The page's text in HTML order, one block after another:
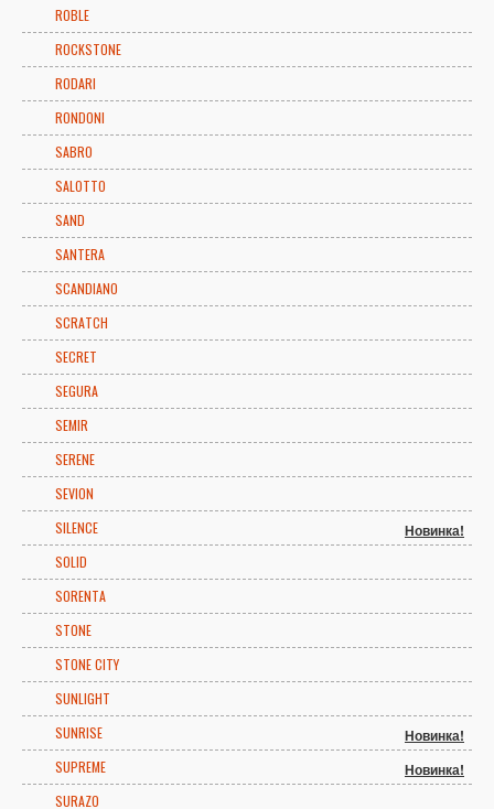
ROBLE
ROCKSTONE
RODARI
RONDONI
SABRO
SALOTTO
SAND
SANTERA
SCANDIANO
SCRATCH
SECRET
SEGURA
SEMIR
SERENE
SEVION
SILENCE
Новинка!
SOLID
SORENTA
STONE
STONE CITY
SUNLIGHT
SUNRISE
Новинка!
SUPREME Новинка!
SURAZO